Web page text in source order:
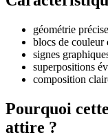
géométrie
blocs de couleur
signes
superpositions
composition
Pourquoi
attire ?